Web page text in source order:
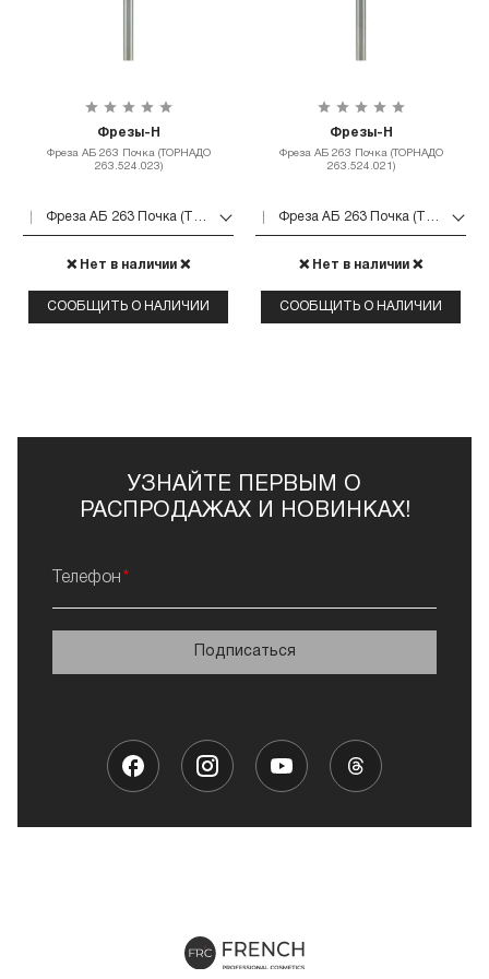
Фрезы-Н
Фреза АБ 263 Почка (ТОРНАДО
263.524.023)
Фреза АБ 263 Почка (ТОРНАДО 263.524.023)
❌ Нет в наличии ❌
СООБЩИТЬ О НАЛИЧИИ
Фрезы-Н
Фреза АБ 263 Почка (ТОРНАДО
263.524.021)
Фреза АБ 263 Почка (ТОРНАДО 263.524.021)
❌ Нет в наличии ❌
СООБЩИТЬ О НАЛИЧИИ
УЗНАЙТЕ ПЕРВЫМ О
РАСПРОДАЖАХ И НОВИНКАХ!
Телефон
Подписаться